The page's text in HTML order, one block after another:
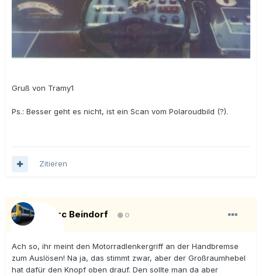
Gruß von Tramy1
Ps.: Besser geht es nicht, ist ein Scan vom Polaroudbild (?).
Zitieren
Marc Beindorf 0
Ach so, ihr meint den Motorradlenkergriff an der Handbremse
zum Auslösen! Na ja, das stimmt zwar, aber der Großraumhebel
hat dafür den Knopf oben drauf. Den sollte man da aber